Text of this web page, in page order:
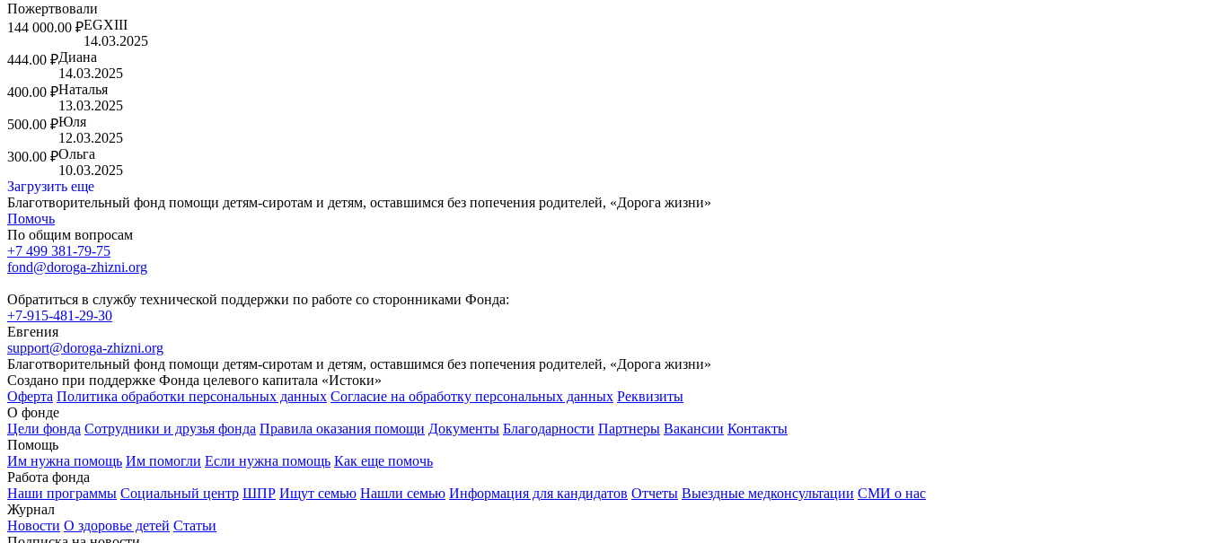
Пожертвовали
144 000.00 ₽EGXIII
14.03.2025
444.00 ₽Диана
14.03.2025
400.00 ₽Наталья
13.03.2025
500.00 ₽Юля
12.03.2025
300.00 ₽Ольга
10.03.2025
Загрузить еще
Благотворительный фонд помощи детям-сиротам и детям, оставшимся без попечения родителей, «Дорога жизни»
Помочь
По общим вопросам
+7 499 381-79-75
fond@doroga-zhizni.org
Обратиться в службу технической поддержки по работе со сторонниками Фонда:
+7-915-481-29-30
Евгения
support@doroga-zhizni.org
Благотворительный фонд помощи детям-сиротам и детям, оставшимся без попечения родителей, «Дорога жизни»
Создано при поддержке Фонда целевого капитала «Истоки»
Оферта Политика обработки персональных данных Согласие на обработку персональных данных Реквизиты
О фонде
Цели фонда Сотрудники и друзья фонда Правила оказания помощи Документы Благодарности Партнеры Вакансии Контакты
Помощь
Им нужна помощь Им помогли Если нужна помощь Как еще помочь
Работа фонда
Наши программы Социальный центр ШПР Ищут семью Нашли семью Информация для кандидатов Отчеты Выездные медконсультации СМИ о нас
Журнал
Новости О здоровье детей Статьи